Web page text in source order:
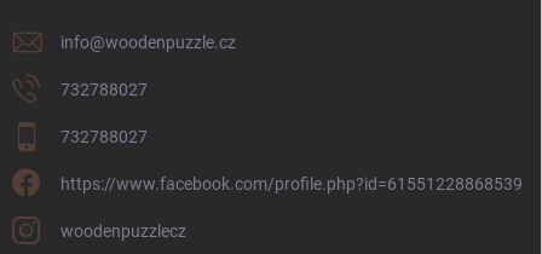
info@woodenpuzzle.cz
732788027
732788027
https://www.facebook.com/profile.php?id=61551228868539
woodenpuzzlecz